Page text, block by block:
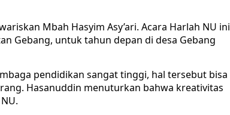
Mbah Hasyim Asy’ari. Acara Harlah NU ini
Gebang, untuk tahun depan di desa Gebang
pendidikan sangat tinggi, hal tersebut bisa
Hasanuddin menuturkan bahwa kreativitas